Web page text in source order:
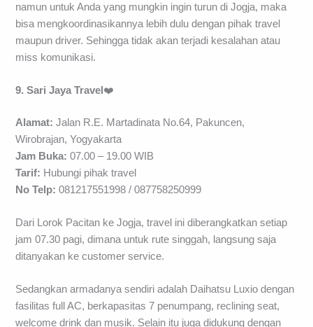
namun untuk Anda yang mungkin ingin turun di Jogja, maka
bisa mengkoordinasikannya lebih dulu dengan pihak travel
maupun driver. Sehingga tidak akan terjadi kesalahan atau
miss komunikasi.
9. Sari Jaya Travel ❤️
Alamat: Jalan R.E. Martadinata No.64, Pakuncen,
Wirobrajan, Yogyakarta
Jam Buka: 07.00 – 19.00 WIB
Tarif: Hubungi pihak travel
No Telp: 081217551998 / 087758250999
Dari Lorok Pacitan ke Jogja, travel ini diberangkatkan setiap
jam 07.30 pagi, dimana untuk rute singgah, langsung saja
ditanyakan ke customer service.
Sedangkan armadanya sendiri adalah Daihatsu Luxio dengan
fasilitas full AC, berkapasitas 7 penumpang, reclining seat,
welcome drink dan musik. Selain itu juga didukung dengan